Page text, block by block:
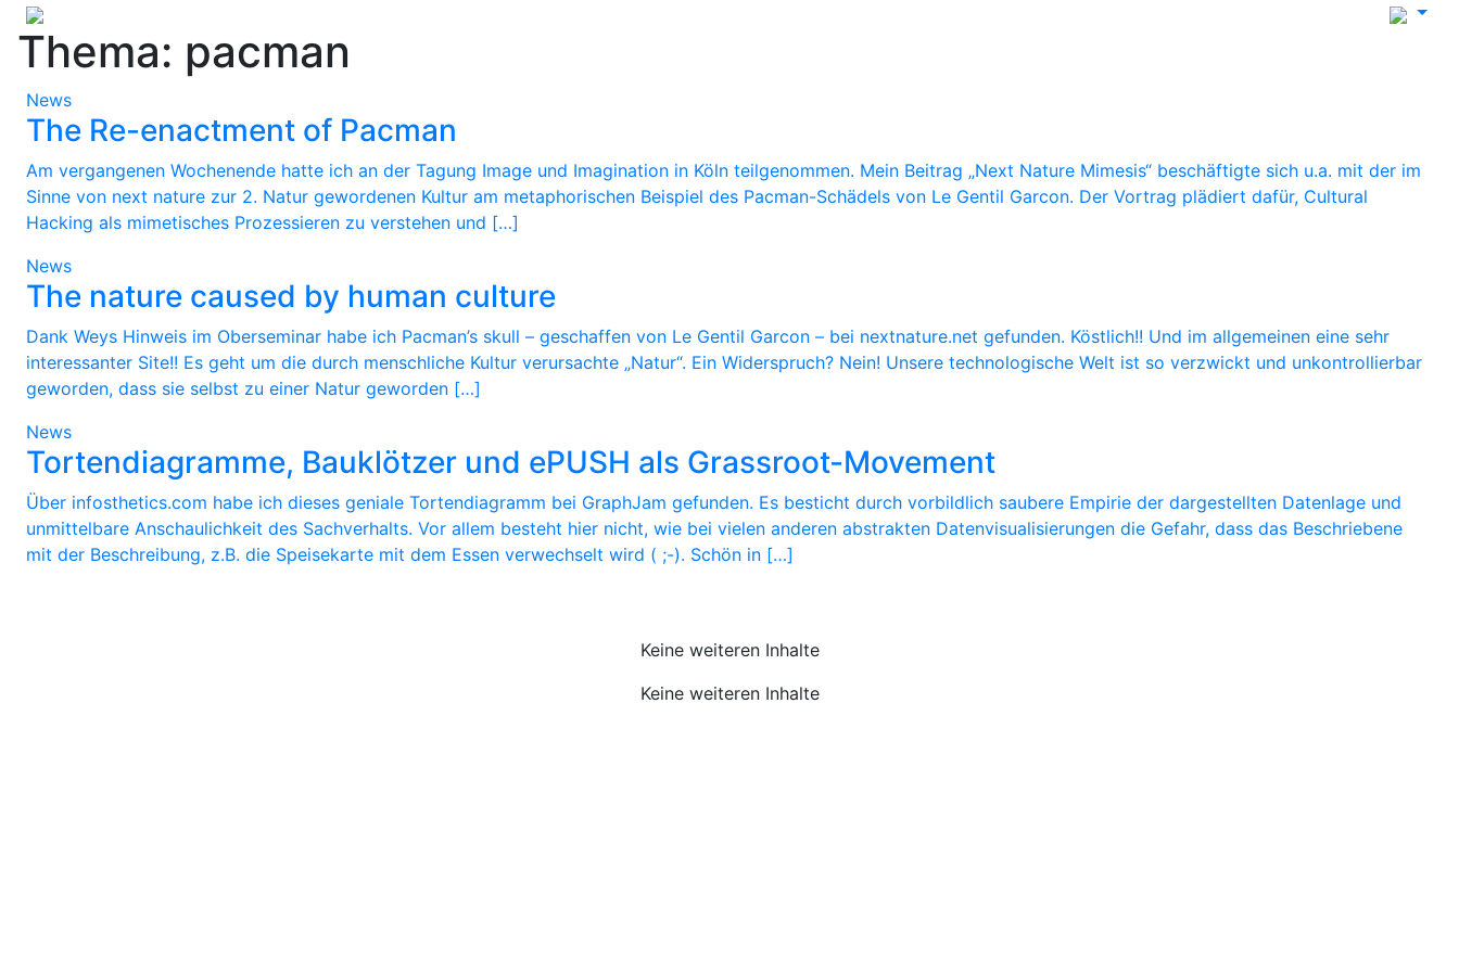
Thema: pacman
News
The Re-enactment of Pacman
Am vergangenen Wochenende hatte ich an der Tagung Image und Imagination in Köln teilgenommen. Mein Beitrag „Next Nature Mimesis“ beschäftigte sich u.a. mit der im
Sinne von next nature zur 2. Natur gewordenen Kultur am metaphorischen Beispiel des Pacman-Schädels von Le Gentil Garcon. Der Vortrag plädiert dafür, Cultural
Hacking als mimetisches Prozessieren zu verstehen und […]
News
The nature caused by human culture
Dank Weys Hinweis im Oberseminar habe ich Pacman’s skull – geschaffen von Le Gentil Garcon – bei nextnature.net gefunden. Köstlich!! Und im allgemeinen eine sehr
interessanter Site!! Es geht um die durch menschliche Kultur verursachte „Natur“. Ein Widerspruch? Nein! Unsere technologische Welt ist so verzwickt und unkontrollierbar
geworden, dass sie selbst zu einer Natur geworden […]
News
Tortendiagramme, Bauklötzer und ePUSH als Grassroot-Movement
Über infosthetics.com habe ich dieses geniale Tortendiagramm bei GraphJam gefunden. Es besticht durch vorbildlich saubere Empirie der dargestellten Datenlage und
unmittelbare Anschaulichkeit des Sachverhalts. Vor allem besteht hier nicht, wie bei vielen anderen abstrakten Datenvisualisierungen die Gefahr, dass das Beschriebene
mit der Beschreibung, z.B. die Speisekarte mit dem Essen verwechselt wird ( ;-). Schön in […]
Keine weiteren Inhalte
Keine weiteren Inhalte